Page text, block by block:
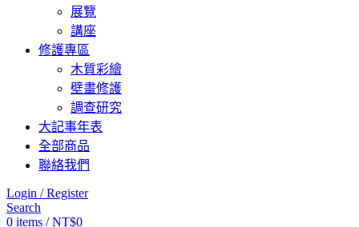
展覽
講座
修護專區
木質彩繪
壁畫修護
調查研究
大記事年表
全部商品
聯絡我們
Login / Register
Search
0 items / NT$0